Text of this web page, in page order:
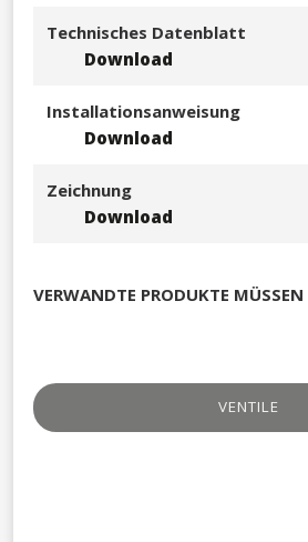
Technisches Datenblatt
Download
Installationsanweisung
Download
Zeichnung
Download
VERWANDTE PRODUKTE
VENTILE​